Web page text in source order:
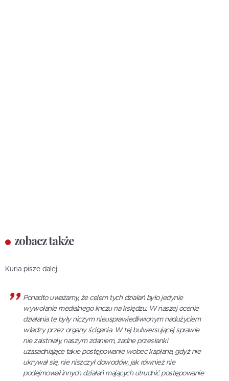
zobacz także
Kuria pisze dalej:
Ponadto uważamy, że celem tych działań było jedynie
wywołanie medialnego linczu na księdzu. W naszej ocenie
działania te były niczym nieusprawiedliwionym nadużyciem
władzy przez organy ścigania. W tej bulwersującej sprawie
nie zaistniały, naszym zdaniem, żadne przesłanki
uzasadniające takie postępowanie wobec kapłana, gdyż nie
ukrywał się, nie niszczył dowodów, jak również nie
podejmował innych działań mających utrudnić postępowanie